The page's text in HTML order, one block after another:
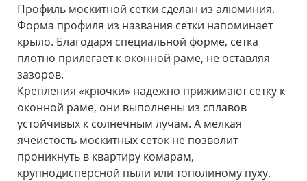
Профиль москитной сетки сделан из алюминия.
Форма профиля из названия сетки напоминает
крыло. Благодаря специальной форме, сетка
плотно прилегает к оконной раме, не оставляя
зазоров.
Крепления «крючки» надежно прижимают сетку к
оконной раме, они выполнены из сплавов
устойчивых к солнечным лучам. А мелкая
ячеистость москитных сеток не позволит
проникнуть в квартиру комарам,
крупнодисперсной пыли или тополиному пуху.